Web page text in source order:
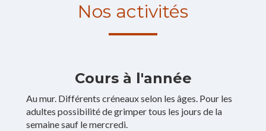
Nos activités
Cours à l'année
Au mur. Différents créneaux selon les âges. Pour les
adultes possibilité de grimper tous les jours de la
semaine sauf le mercredi.